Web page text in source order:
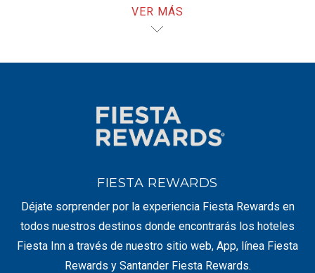
VER MÁS
FIESTA REWARDS
Déjate sorprender por la experiencia Fiesta Rewards en
todos nuestros destinos donde encontrarás los hoteles
Fiesta Inn a través de nuestro sitio web, App, línea Fiesta
Rewards y Santander Fiesta Rewards.